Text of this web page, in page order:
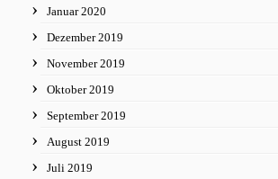
Januar 2020
Dezember 2019
November 2019
Oktober 2019
September 2019
August 2019
Juli 2019